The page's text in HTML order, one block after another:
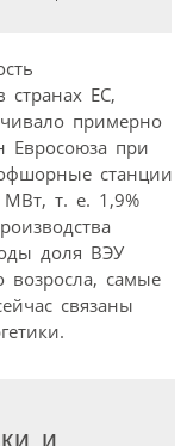
странах ЕС,
примерно
Евросоюза при
станции
т. е. 1,9%
доля ВЭУ
возросла, самые
связаны